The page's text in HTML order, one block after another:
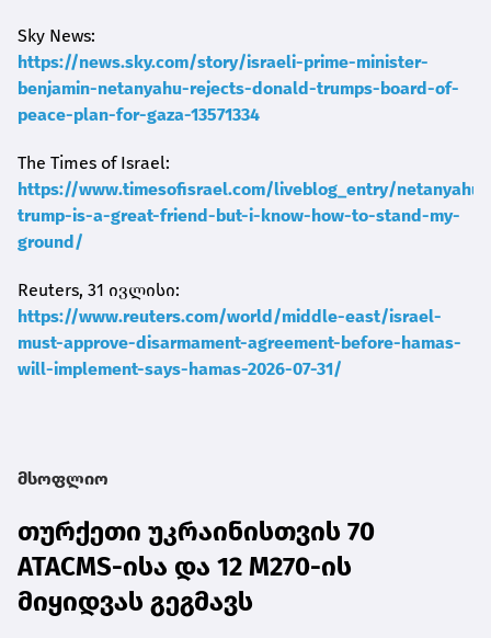
Sky News:
https://news.sky.com/story/israeli-prime-minister-
benjamin-netanyahu-rejects-donald-trumps-board-of-
peace-plan-for-gaza-13571334
The Times of Israel:
https://www.timesofisrael.com/liveblog_entry/netanyahu-
trump-is-a-great-friend-but-i-know-how-to-stand-my-
ground/
Reuters, 31 ივლისი:
https://www.reuters.com/world/middle-east/israel-
must-approve-disarmament-agreement-before-hamas-
will-implement-says-hamas-2026-07-31/
მსოფლიო
თურქეთი უკრაინისთვის 70
ATACMS-ისა და 12 M270-ის
მიყიდვას გეგმავს